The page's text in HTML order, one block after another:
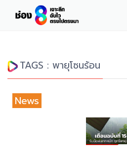
TAGS : พายุโซนร้อน
News